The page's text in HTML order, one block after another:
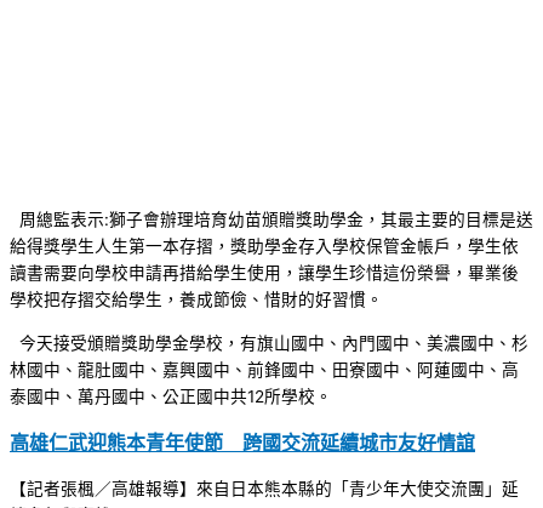
周總監表示:獅子會辦理培育幼苗頒贈獎助學金，其最主要的目標是送
給得獎學生人生第一本存摺，獎助學金存入學校保管金帳戶，學生依
讀書需要向學校申請再措給學生使用，讓學生珍惜這份榮譽，畢業後
學校把存摺交給學生，養成節儉、惜財的好習慣。
今天接受頒贈獎助學金學校，有旗山國中、內門國中、美濃國中、杉
林國中、龍肚國中、嘉興國中、前鋒國中、田寮國中、阿蓮國中、高
泰國中、萬丹國中、公正國中共12所學校。
高雄仁武迎熊本青年使節 跨國交流延續城市友好情誼
【記者張楓／高雄報導】來自日本熊本縣的「青少年大使交流團」延